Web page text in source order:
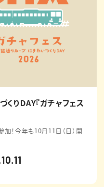
りDAY『ガチャフェス
！今年も10月11日（日）開